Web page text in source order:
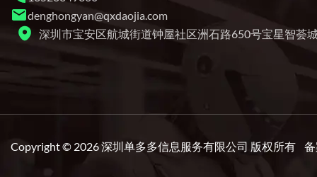
denghongyan@qxdaojia.com
深圳市宝安区航城街道钟屋社区洲石路650号宝星智荟
Copyright © 2026 深圳单多多信息服务有限公司 版权所有